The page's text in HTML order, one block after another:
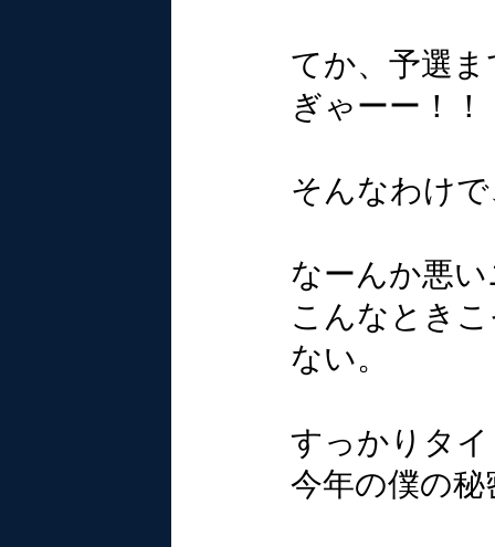
てか、予選
ぎゃーー！！
そんなわけ
なーんか悪
こんなとき
ない。
すっかりタ
今年の僕の